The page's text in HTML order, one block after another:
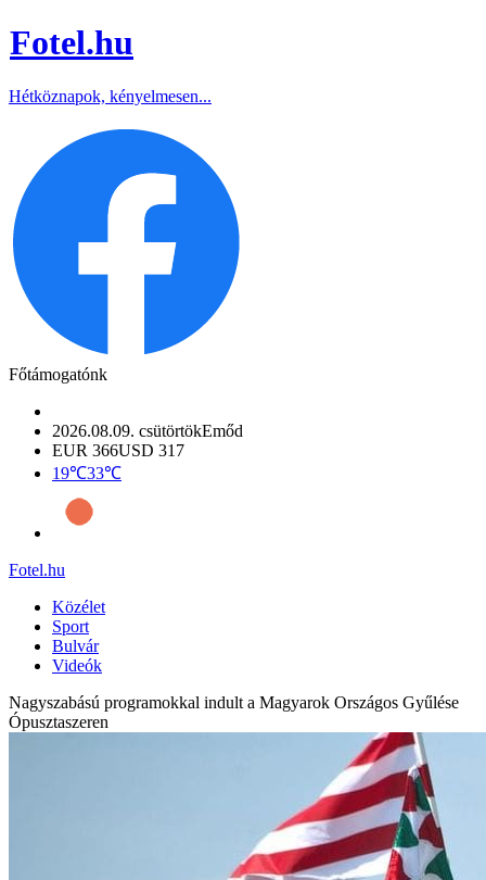
Fotel.hu
Hétköznapok, kényelmesen...
Főtámogatónk
2026.08.09. csütörtökEmőd
EUR 366USD 317
19℃33℃
Fotel.hu
Közélet
Sport
Bulvár
Videók
Nagyszabású programokkal indult a Magyarok Országos Gyűlése
Ópusztaszeren